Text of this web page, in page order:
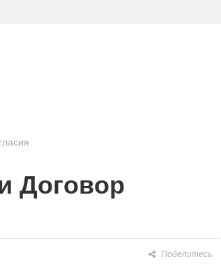
Договор
Поделитесь